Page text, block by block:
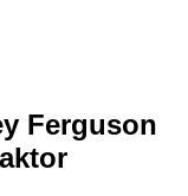
Ferguson